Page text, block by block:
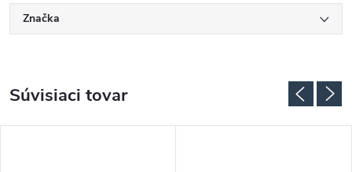
Značka
Súvisiaci tovar